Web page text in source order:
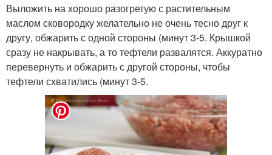
Выложить на хорошо разогретую с растительным
маслом сковородку желательно не очень тесно друг к
другу, обжарить с одной стороны (минут 3-5. Крышкой
сразу не накрывать, а то тефтели развалятся. Аккуратно
перевернуть и обжарить с другой стороны, чтобы
тефтели схватились (минут 3-5.